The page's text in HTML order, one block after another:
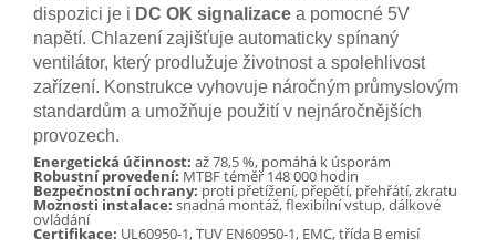
dispozici je i DC OK signalizace a pomocné 5V
napětí. Chlazení zajišťuje automaticky spínaný
ventilátor, který prodlužuje životnost a spolehlivost
zařízení. Konstrukce vyhovuje náročným průmyslovým
standardům a umožňuje použití v nejnáročnějších
provozech.
Energetická účinnost: až 78,5 %, pomáhá k úsporám
Robustní provedení: MTBF téměř 148 000 hodin
Bezpečnostní ochrany: proti přetížení, přepětí, přehřátí, zkratu
Možnosti instalace: snadná montáž, flexibilní vstup, dálkové
ovládání
Certifikace: UL60950-1, TUV EN60950-1, EMC, třída B emisí